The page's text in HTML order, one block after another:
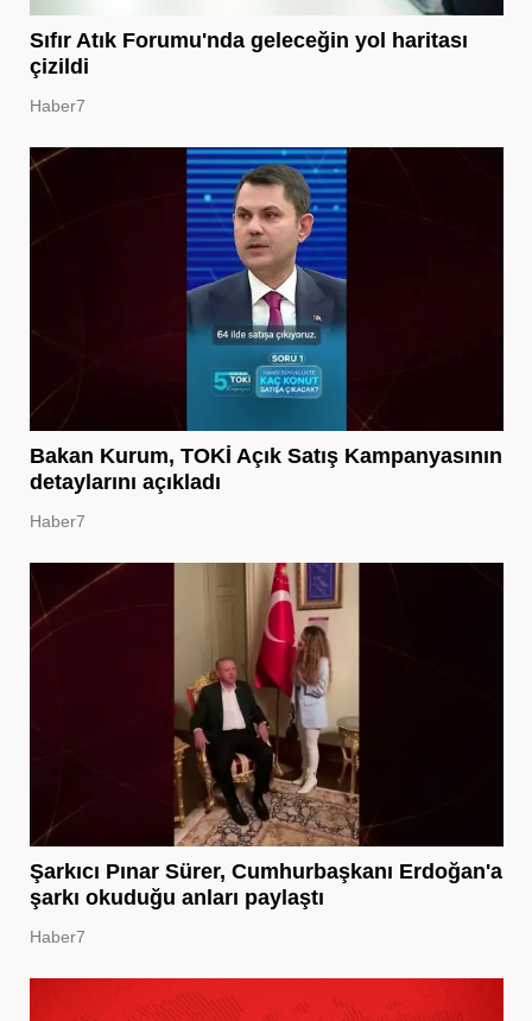
Sıfır Atık Forumu'nda geleceğin yol haritası
çizildi
Haber7
Bakan Kurum, TOKİ Açık Satış Kampanyasının
detaylarını açıkladı
Haber7
Şarkıcı Pınar Sürer, Cumhurbaşkanı Erdoğan'a
şarkı okuduğu anları paylaştı
Haber7